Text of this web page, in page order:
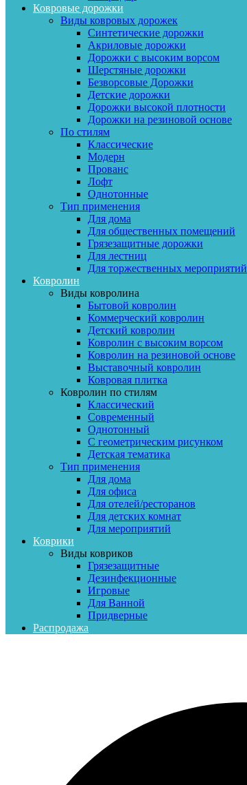
Ковровые дорожки
Виды ковровых дорожек
Синтетические дорожки
Акриловые дорожки
Дорожки с высоким ворсом
Шерстяные дорожки
Безворсовые Дорожки
Детские дорожки
Дорожки высокой плотности
Дорожки на резиновой основе
По стилям
Классические
Модерн
Прованс
Лофт
Однотонные
Тип применения
Для дома
Для общественных помещений
Грязезащитные дорожки
Для лестниц
Для торжественных мероприятий
Ковролин
Виды ковролина
Бытовой ковролин
Коммерческий ковролин
Детский ковролин
Ковролин с высоким ворсом
Ковролин на резиновой основе
Выставочный ковролин
Ковровая плитка
Ковролин по стилям
Классический
Современный
Однотонный
С геометрическим рисунком
Детская тематика
Тип применения
Для дома
Для офиса
Для отелей/ресторанов
Для детских комнат
Для мероприятий
Коврики
Виды ковриков
Грязезащитные
Дезинфекционные
Игровые
Для Ванной
Придверные
Распродажа